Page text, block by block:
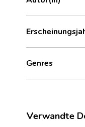
Genres
Verwandte